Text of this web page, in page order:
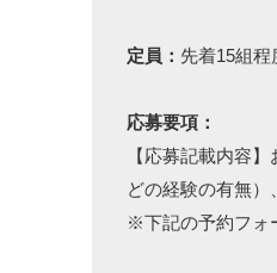
定員： 先着15組程
応募要項：
【応募記載内容
どの経験の有無）
※下記の予約フォ